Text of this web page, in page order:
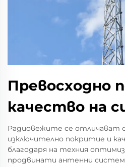
Превосходно
качество на
Радиовежите се отличават
изключително покритие и
благодаря на техния
продвинати антенни